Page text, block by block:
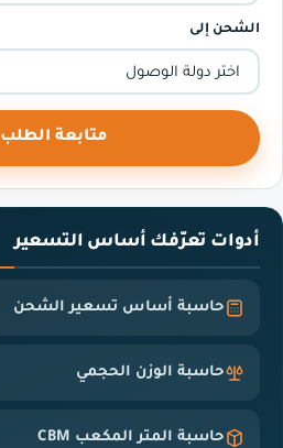
الشحن إلى
متابعة الطلب
أدوات تعرّفك أساس التسعير
حاسبة أساس تسعير الشحن
حاسبة الوزن الحجمي
حاسبة المتر المكعب CBM